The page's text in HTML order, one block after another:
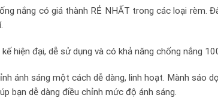
nắng có giá thành RẺ NHẤT trong các loại rèm.
hiện đại, dễ sử dụng và có khả năng chống nắng
ánh sáng một cách dễ dàng, linh hoạt. Mành sáo
bạn dễ dàng điều chỉnh mức độ ánh sáng.